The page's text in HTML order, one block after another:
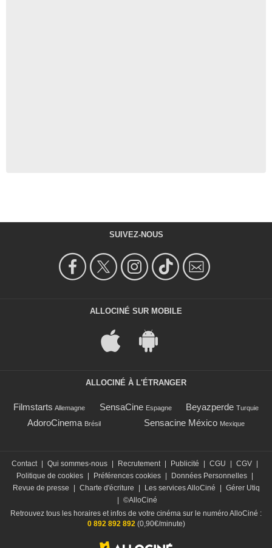
SUIVEZ-NOUS
ALLOCINÉ SUR MOBILE
ALLOCINÉ À L'ÉTRANGER
Filmstarts Allemagne SensaCine Espagne Beyazperde Turquie
AdoroCinema Brésil Sensacine México Mexique
Contact Qui sommes-nous Recrutement Publicité CGU CGV
Politique de cookies
Préférences cookies Données Personnelles
Revue de presse
Charte d'écriture Les services AlloCiné
Gérer Utiq
©AlloCiné
Retrouvez tous les horaires et infos de votre cinéma sur le numéro AlloCiné :
0 892 892 892(0,90€/minute)